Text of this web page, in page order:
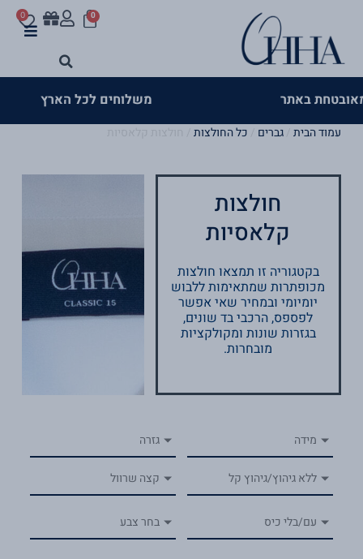
0
עגלת
קניות
0
משלוחים לכל הארץ > >
עמוד הבית/ גברים כל החולצות/ חולצות קלאסיות
חולצות
קלאסיות
בקטגוריה זו תמצאו חולצות
מכופתרות שמתאימות ללבוש
יומיומי ובמחיר שאי אפשר
לפספס, הרכבי בד שונים,
בגזרות שונות ומקולקציות
מובחרות.
מידה גזרה
ללא גיהוץ/גיהוץ קל קצה שרוול
עם/בלי כיס בחר צבע